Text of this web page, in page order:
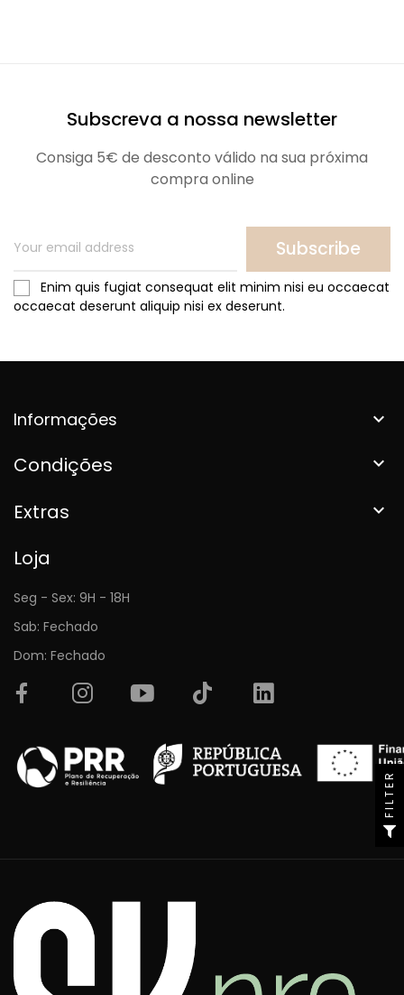
Subscreva a nossa newsletter
Consiga 5€ de desconto válido na sua próxima
compra online
Subscribe
Enim quis fugiat consequat elit minim nisi eu occaecat
occaecat deserunt aliquip nisi ex deserunt.
Informações 
Condições 
Extras 
Loja
Seg - Sex: 9H - 18H
Sab: Fechado
Dom: Fechado
FILTER